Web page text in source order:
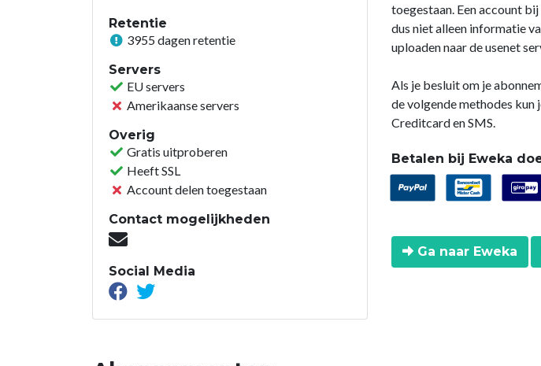
Retentie
3955 dagen retentie
Servers
EU servers
Amerikaanse servers
Overig
Gratis uitproberen
Heeft SSL
Account delen toegestaan
Contact mogelijkheden
Social Media
toegestaan. Een account
dus niet alleen informatie
uploaden naar de usenet
Als je besluit om je
de volgende methodes kun
Creditcard en SMS.
Betalen bij Eweka
Ga naar Eweka